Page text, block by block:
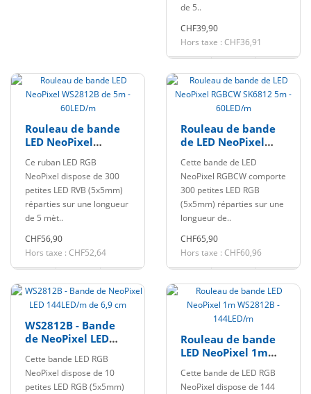
de 5..
CHF39,90
Hors taxe : CHF36,91
Rouleau de bande
LED NeoPixel
60LED/m
Ce ruban LED RGB
NeoPixel dispose de 300
petites LED RVB (5x5mm)
réparties sur une longueur
de 5 mèt..
CHF56,90
Hors taxe : CHF52,64
Rouleau de bande
de LED NeoPixel
60LED/m
Cette bande de LED
NeoPixel RGBCW comporte
300 petites LED RGB
(5x5mm) réparties sur une
longueur de..
CHF65,90
Hors taxe : CHF60,96
WS2812B - Bande
de NeoPixel LED
Cette bande LED RGB
NeoPixel dispose de 10
petites LED RGB (5x5mm)
Rouleau de bande
LED NeoPixel 1m
144LED/m
Cette bande de LED RGB
NeoPixel dispose de 144